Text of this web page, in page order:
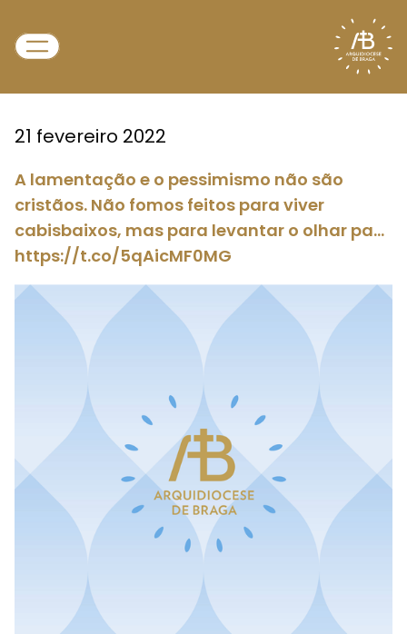
21 fevereiro 2022
A lamentação e o pessimismo não são
cristãos. Não fomos feitos para viver
cabisbaixos, mas para levantar o olhar pa…
https://t.co/5qAicMF0MG